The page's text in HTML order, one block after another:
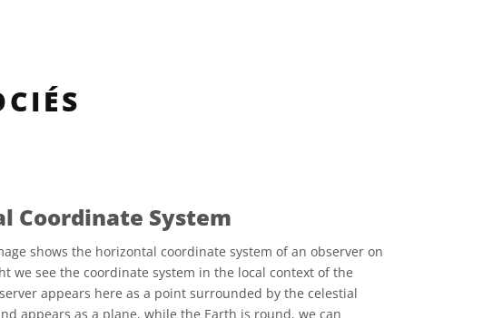
Coordinate System
shows the horizontal coordinate system of an observer on
we see the coordinate system in the local context of the
appears here as a point surrounded by the celestial
appears as a plane, while the Earth is round, we can